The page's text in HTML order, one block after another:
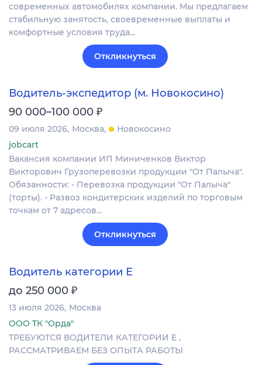
современных автомобилях компании. Мы предлагаем
стабильную занятость, своевременные выплаты и
комфортные условия труда…
Откликнуться
Водитель-экспедитор (м. Новокосино)
90 000–100 000 ₽
09 июля 2026 Москва
Новокосино
jobcart
Вакансия компании ИП Миниченков Виктор
Викторович Грузоперевозки продукции "От Палыча".
Обязанности: - Перевозка продукции "От Палыча"
(торты). - Развоз кондитерских изделий по торговым
точкам от 7 адресов…
Откликнуться
Водитель категории Е
до 250 000 ₽
13 июля 2026 Москва
ООО ТК "Орда"
ТРЕБУЮТСЯ ВОДИТЕЛИ КАТЕГОРИИ Е ,
РАССМАТРИВАЕМ БЕЗ ОПЫТА РАБОТЫ